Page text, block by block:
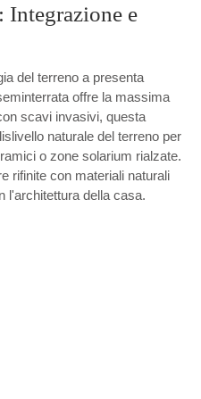
Integrazione e
del terreno a presenta
offre la massima
scavi invasivi, questa
naturale del terreno per
o zone solarium rialzate.
rifinite con materiali naturali
l'architettura della casa.